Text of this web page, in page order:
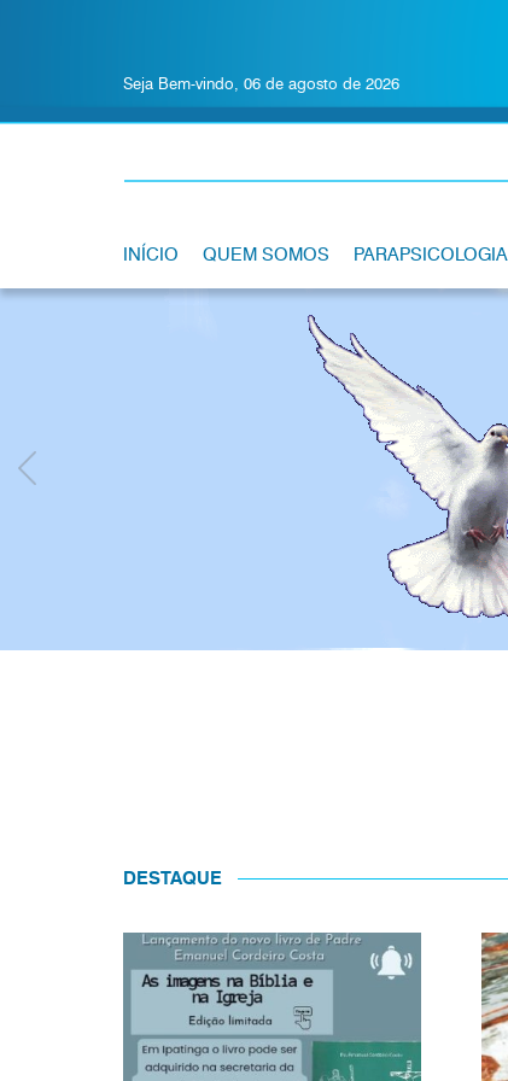
Seja Bem-vindo, 06 de agosto de 2026
INÍCIO QUEM SOMOS PARAPSICOLOGIA
DESTAQUE